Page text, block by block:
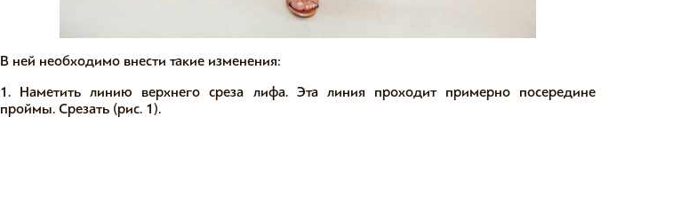
В ней необходимо внести такие изменения:
1. Наметить линию верхнего среза лифа. Эта линия проходит примерно посередине
проймы. Срезать (рис. 1).